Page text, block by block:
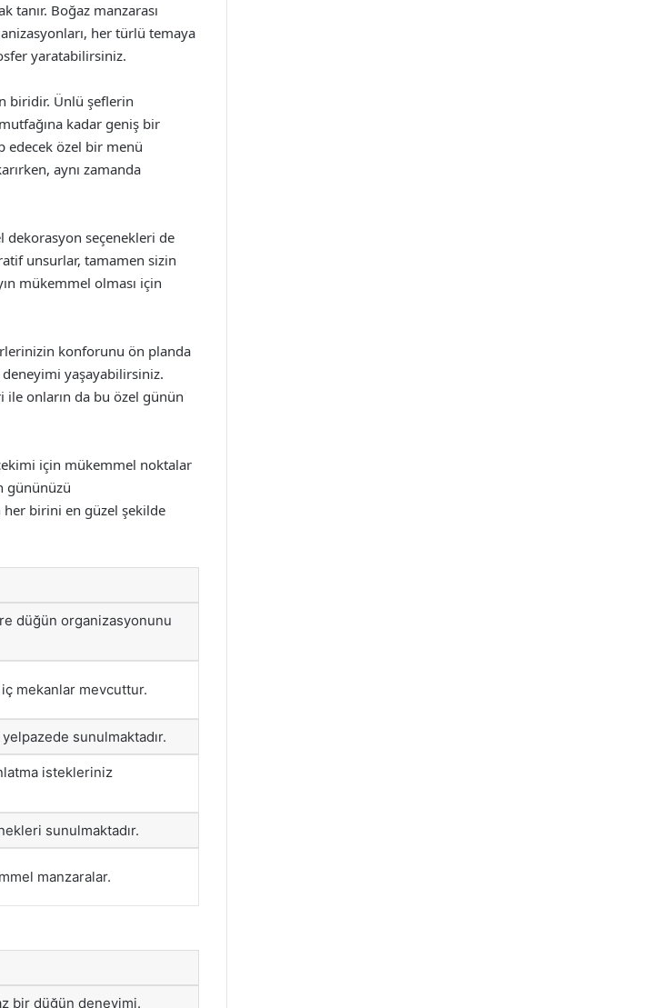
Boğaz manzarası
her türlü temaya
yaratabilirsiniz.
biridir. Ünlü şeflerin
kadar geniş bir
edecek özel bir menü
aynı zamanda
seçenekleri de
unsurlar, tamamen sizin
mükemmel olması için
konforunu ön planda
yaşayabilirsiniz.
ile onların da bu özel günün
için mükemmel noktalar
gününüzü
her birini en güzel şekilde
düğün organizasyonunu
iç mekanlar mevcuttur.
sunulmaktadır.
istekleriniz
sunulmaktadır.
manzaralar.
bir düğün deneyimi.